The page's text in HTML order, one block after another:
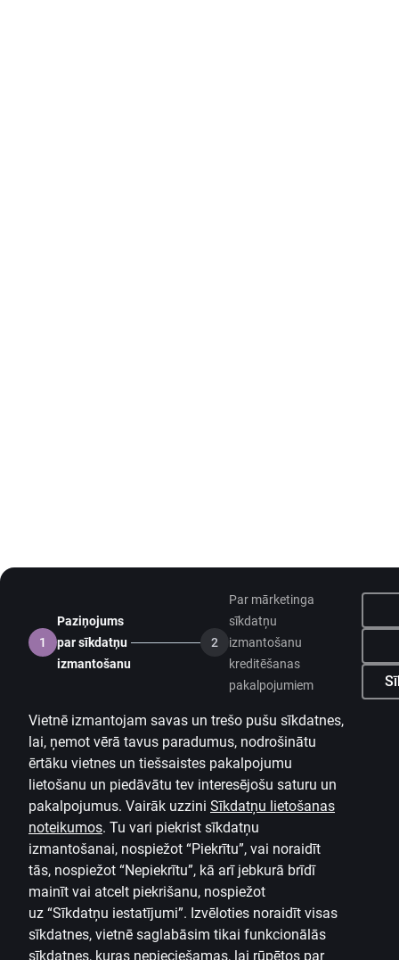
1
Paziņojums
par sīkdatņu
izmantošanu
2
Par mārketinga
sīkdatņu
izmantošanu
kreditēšanas
pakalpojumiem
Vietnē izmantojam savas un trešo pušu sīkdatnes,
lai, ņemot vērā tavus paradumus, nodrošinātu
ērtāku vietnes un tiešsaistes pakalpojumu
lietošanu un piedāvātu tev interesējošu saturu un
pakalpojumus. Vairāk uzzini Sīkdatņu lietošanas
noteikumos. Tu vari piekrist sīkdatņu
izmantošanai, nospiežot “Piekrītu”, vai noraidīt
tās, nospiežot “Nepiekrītu”, kā arī jebkurā brīdī
mainīt vai atcelt piekrišanu, nospiežot
uz “Sīkdatņu iestatījumi”. Izvēloties noraidīt visas
sīkdatnes, vietnē saglabāsim tikai funkcionālās
sīkdatnes, kuras nepieciešamas, lai rūpētos par